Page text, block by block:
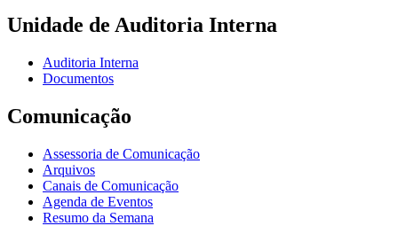
Unidade de Auditoria Interna
Auditoria Interna
Documentos
Comunicação
Assessoria de Comunicação
Arquivos
Canais de Comunicação
Agenda de Eventos
Resumo da Semana